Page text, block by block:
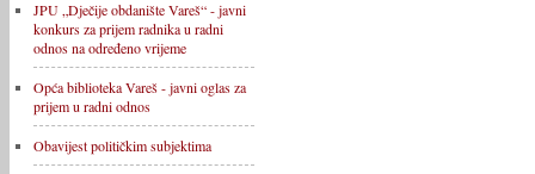
JPU „Dječije obdanište Vareš“ - javni
konkurs za prijem radnika u radni
odnos na određeno vrijeme
Opća biblioteka Vareš - javni oglas za
prijem u radni odnos
Obavijest političkim subjektima